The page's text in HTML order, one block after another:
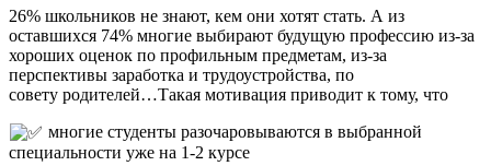
26% школьников не знают, кем они хотят стать. А из
оставшихся 74% многие выбирают будущую профессию из-за
хороших оценок по профильным предметам, из-за
перспективы заработка и трудоустройства, по
совету родителей…Такая мотивация приводит к тому, что
многие студенты разочаровываются в выбранной
специальности уже на 1-2 курсе